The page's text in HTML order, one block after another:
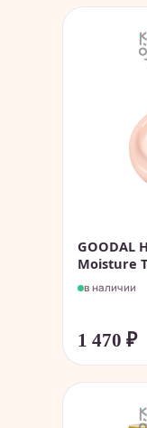
GOODAL
Moisture
в наличии
1 470 ₽